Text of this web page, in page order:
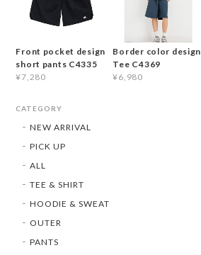
Front pocket design
short pants C4335
¥7,280
Border color design
Tee C4369
¥6,980
CATEGORY
NEW ARRIVAL
PICK UP
ALL
TEE & SHIRT
HOODIE & SWEAT
OUTER
PANTS